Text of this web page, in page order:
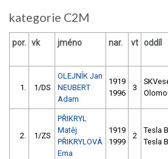
kategorie C2M
por. vk jméno nar. vt oddíl
1. 1/DS
OLEJNÍK Jan
NEUBERT
Adam
1919
1996
3
2. 1/ZS
PŘIKRYL
Matěj
PŘIKRYLOVÁ
Ema
1919
1999
2
Tesla
Tesla